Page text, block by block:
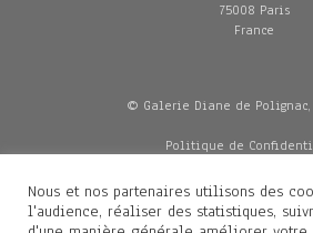
75008 Paris
France
© Galerie Diane de Polignac,
Politique de
Mentions légales
Livraisons
Nous et nos partenaires utilisons des
l'audience, réaliser des statistiques,